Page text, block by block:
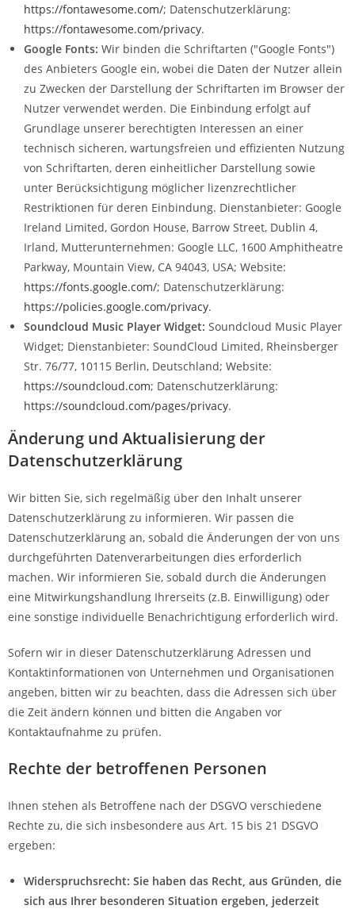
https://fontawesome.com/; Datenschutzerklärung:
https://fontawesome.com/privacy.
Google Fonts: Wir binden die Schriftarten ("Google Fonts")
des Anbieters Google ein, wobei die Daten der Nutzer allein
zu Zwecken der Darstellung der Schriftarten im Browser der
Nutzer verwendet werden. Die Einbindung erfolgt auf
Grundlage unserer berechtigten Interessen an einer
technisch sicheren, wartungsfreien und effizienten Nutzung
von Schriftarten, deren einheitlicher Darstellung sowie
unter Berücksichtigung möglicher lizenzrechtlicher
Restriktionen für deren Einbindung. Dienstanbieter: Google
Ireland Limited, Gordon House, Barrow Street, Dublin 4,
Irland, Mutterunternehmen: Google LLC, 1600 Amphitheatre
Parkway, Mountain View, CA 94043, USA; Website:
https://fonts.google.com/; Datenschutzerklärung:
https://policies.google.com/privacy.
Soundcloud Music Player Widget: Soundcloud Music Player
Widget; Dienstanbieter: SoundCloud Limited, Rheinsberger
Str. 76/77, 10115 Berlin, Deutschland; Website:
https://soundcloud.com; Datenschutzerklärung:
https://soundcloud.com/pages/privacy.
Änderung und Aktualisierung der
Datenschutzerklärung
Wir bitten Sie, sich regelmäßig über den Inhalt unserer
Datenschutzerklärung zu informieren. Wir passen die
Datenschutzerklärung an, sobald die Änderungen der von uns
durchgeführten Datenverarbeitungen dies erforderlich
machen. Wir informieren Sie, sobald durch die Änderungen
eine Mitwirkungshandlung Ihrerseits (z.B. Einwilligung) oder
eine sonstige individuelle Benachrichtigung erforderlich wird.
Sofern wir in dieser Datenschutzerklärung Adressen und
Kontaktinformationen von Unternehmen und Organisationen
angeben, bitten wir zu beachten, dass die Adressen sich über
die Zeit ändern können und bitten die Angaben vor
Kontaktaufnahme zu prüfen.
Rechte der betroffenen Personen
Ihnen stehen als Betroffene nach der DSGVO verschiedene
Rechte zu, die sich insbesondere aus Art. 15 bis 21 DSGVO
ergeben:
Widerspruchsrecht: Sie haben das Recht, aus Gründen, die
sich aus Ihrer besonderen Situation ergeben, jederzeit